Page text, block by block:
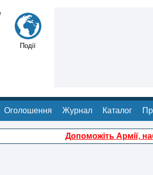
Події
Оголошення Журнал Каталог
Допоможіть Армії,